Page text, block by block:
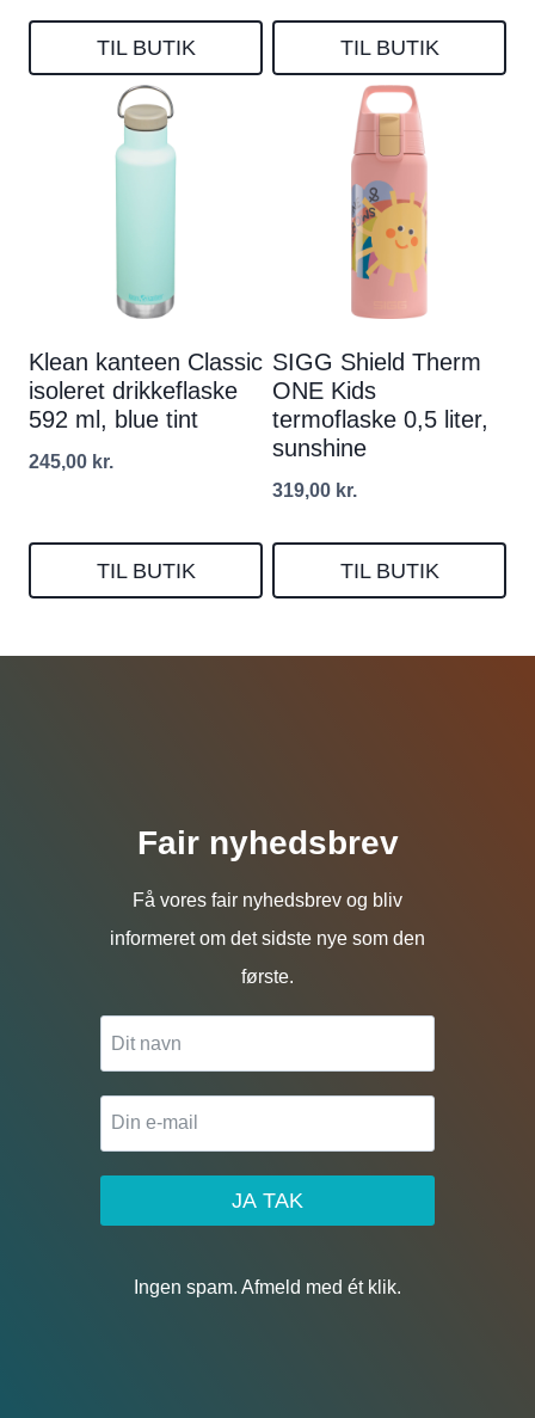
TIL BUTIK TIL BUTIK
Klean kanteen Classic
isoleret drikkeflaske
592 ml, blue tint
245,00 kr.
TIL BUTIK
SIGG Shield Therm
ONE Kids
termoflaske 0,5 liter,
sunshine
319,00 kr.
TIL BUTIK
Fair nyhedsbrev
Få vores fair nyhedsbrev og bliv
informeret om det sidste nye som den
første.
JA TAK
Ingen spam. Afmeld med ét klik.